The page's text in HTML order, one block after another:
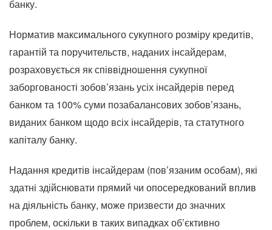
банку.
Норматив максимального сукупного розміру кредитів,
гарантій та поручительств, наданих інсайдерам,
розраховується як співвідношення сукупної
заборгованості зобов’язань усіх інсайдерів перед
банком та 100% суми позабалансових зобов’язань,
виданих банком щодо всіх інсайдерів, та статутного
капіталу банку.
Надання кредитів інсайдерам (пов’язаним особам), які
здатні здійснювати прямий чи опосередкований вплив
на діяльність банку, може призвести до значних
проблем, оскільки в таких випадках об’єктивно